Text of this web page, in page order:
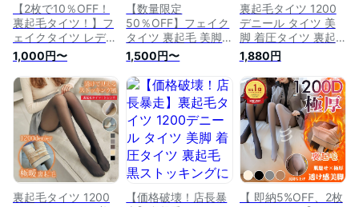
【2枚で10％OFF！
裏起毛タイツ！】フ
ェイクタイツ レディ
ース 1200デニール
裏起毛 タイツ 着圧
タイツ 黒ストッキン
グ にしか見えない
ベージュ 暖か フェ
イクストッキング 着
圧 肌色 防寒 保温 超
伸び ストレッチ ヌ
ードスキンタイツ ス
トッキング 暖かい
1,000円〜
【数量限定
50％OFF】フェイク
タイツ 裏起毛 美脚
80D/220D 着圧タイ
ツ 裏起毛 黒ストッ
キングにしか見えな
い 透け感 ベージュ
フェイクタイツ 大き
いサイズ レギンス
暖か フェイクストッ
キング 着圧 裏起毛
タイツ 肌色 暖かい
細見え 防寒 保温 冬
超伸び ストレッチ
1,500円〜
裏起毛タイツ 1200
デニール タイツ 美
脚 着圧タイツ 裏起
毛 黒ストッキングに
しか見えない 透け感
フェイクタイツ 裏起
毛 暖か フェイクス
トッキング 着圧 タ
イツ 防寒 保温 冬 超
伸び ストレッチ ヌ
ードスキンタイツ ト
レンカ 送料無料
1,880円
裏起毛タイツ 1200
【価格破壊！店長暴
【 即納5%OFF、2枚